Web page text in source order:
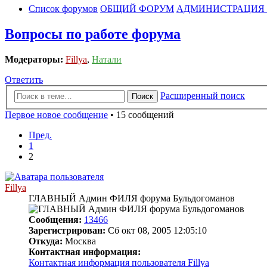
Список форумов ОБЩИЙ ФОРУМ АДМИНИСТРАЦИЯ
Вопросы по работе форума
Модераторы: Fillya, Натали
Ответить
Поиск
Расширенный поиск
Первое новое сообщение • 15 сообщений
Пред.
1
2
Fillya
ГЛАВНЫЙ Админ ФИЛЯ форума Бульдогоманов
Сообщения: 13466
Зарегистрирован: Сб окт 08, 2005 12:05:10
Откуда: Москва
Контактная информация:
Контактная информация пользователя Fillya